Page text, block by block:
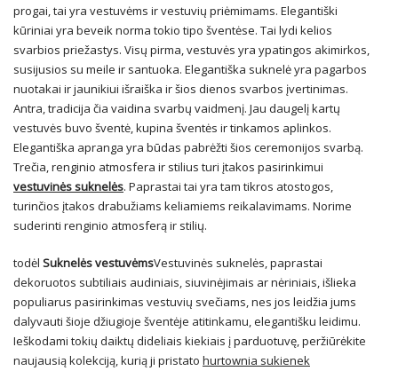
progai, tai yra vestuvėms ir vestuvių priėmimams. Elegantiški
kūriniai yra beveik norma tokio tipo šventėse. Tai lydi kelios
svarbios priežastys. Visų pirma, vestuvės yra ypatingos akimirkos,
susijusios su meile ir santuoka. Elegantiška suknelė yra pagarbos
nuotakai ir jaunikiui išraiška ir šios dienos svarbos įvertinimas.
Antra, tradicija čia vaidina svarbų vaidmenį. Jau daugelį kartų
vestuvės buvo šventė, kupina šventės ir tinkamos aplinkos.
Elegantiška apranga yra būdas pabrėžti šios ceremonijos svarbą.
Trečia, renginio atmosfera ir stilius turi įtakos pasirinkimui
vestuvinės suknelės. Paprastai tai yra tam tikros atostogos,
turinčios įtakos drabužiams keliamiems reikalavimams. Norime
suderinti renginio atmosferą ir stilių.
todėl Suknelės vestuvėmsVestuvinės suknelės, paprastai
dekoruotos subtiliais audiniais, siuvinėjimais ar nėriniais, išlieka
populiarus pasirinkimas vestuvių svečiams, nes jos leidžia jums
dalyvauti šioje džiugioje šventėje atitinkamu, elegantišku leidimu.
Ieškodami tokių daiktų dideliais kiekiais į parduotuvę, peržiūrėkite
naujausią kolekciją, kurią ji pristato hurtownia sukienek